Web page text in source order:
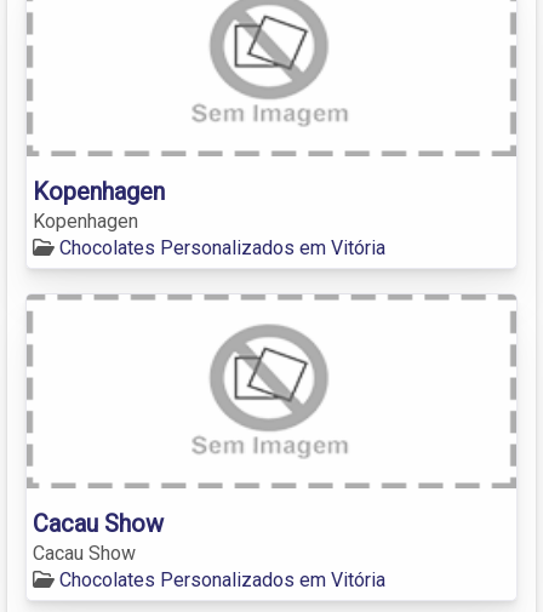
Kopenhagen
Kopenhagen
Chocolates Personalizados em Vitória
Cacau Show
Cacau Show
Chocolates Personalizados em Vitória